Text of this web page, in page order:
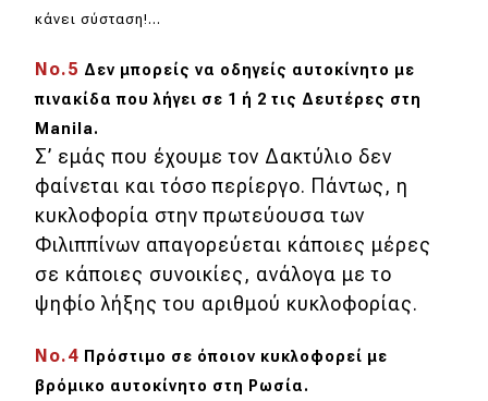
MOTO
Μεταχειρισμένο
Οδηγός αγοράς
Συμβουλές
Χρηστικά
Συμβουλές
Οδική βοήθεια
κάνει σύσταση!...
Νο.5 Δεν μπορείς να οδηγείς αυτοκίνητο με
πινακίδα που λήγει σε 1 ή 2 τις Δευτέρες στη
Manila.
Σ’ εμάς που έχουμε τον Δακτύλιο δεν
φαίνεται και τόσο περίεργο. Πάντως, η
κυκλοφορία στην πρωτεύουσα των
Φιλιππίνων απαγορεύεται κάποιες μέρες
σε κάποιες συνοικίες, ανάλογα με το
ψηφίο λήξης του αριθμού κυκλοφορίας.
Νο.4 Πρόστιμο σε όποιον κυκλοφορεί με
βρόμικο αυτοκίνητο στη Ρωσία.